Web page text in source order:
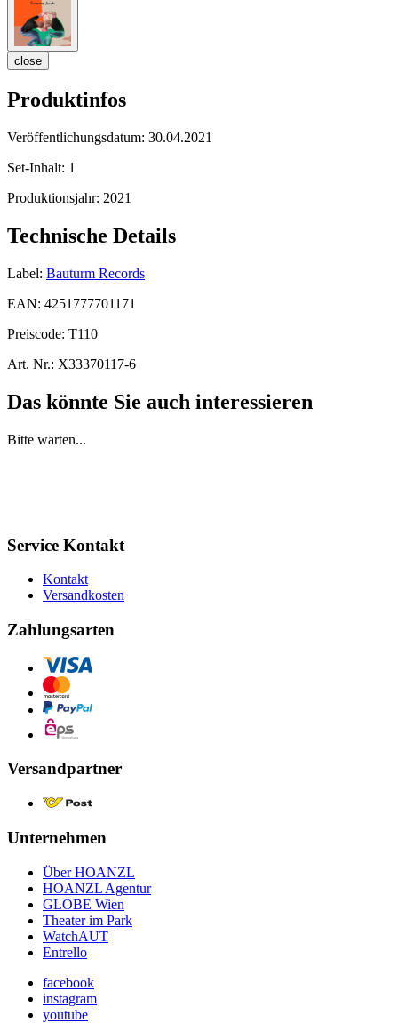
close
Produktinfos
Veröffentlichungsdatum: 30.04.2021
Set-Inhalt: 1
Produktionsjahr: 2021
Technische Details
Label: Bauturm Records
EAN: 4251777701171
Preiscode: T110
Art. Nr.: X33370117-6
Das könnte Sie auch interessieren
Bitte warten...
Service Kontakt
Kontakt
Versandkosten
Zahlungsarten
Versandpartner
Unternehmen
Über HOANZL
HOANZL Agentur
GLOBE Wien
Theater im Park
WatchAUT
Entrello
facebook
instagram
youtube